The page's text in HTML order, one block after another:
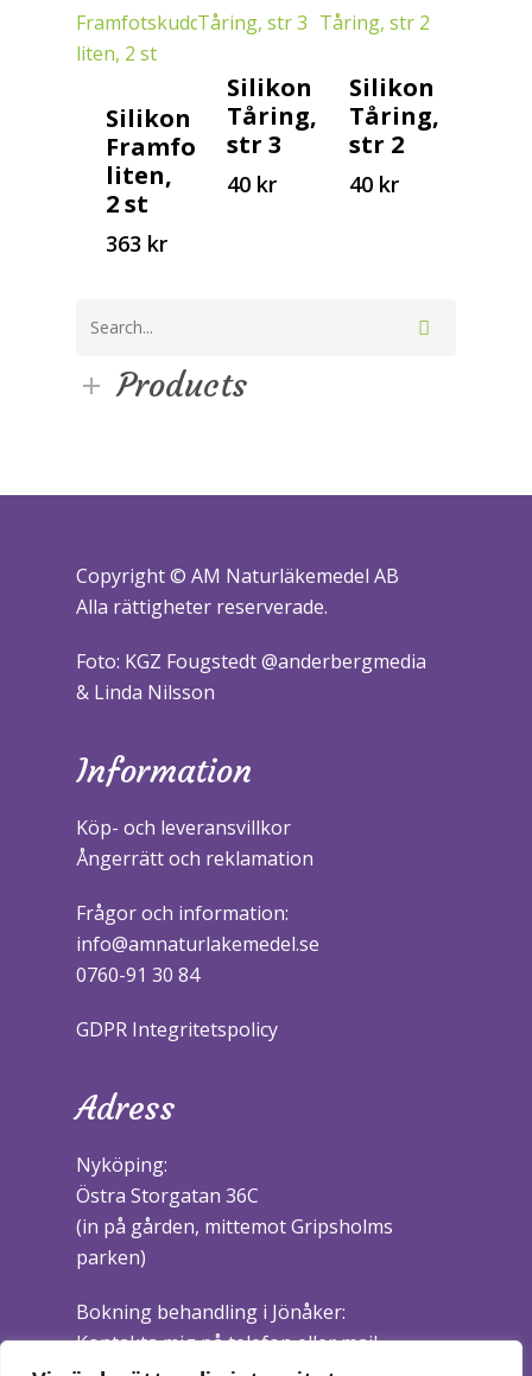
Silikon
Framfotskudde,
liten,
2 st
363 kr
363
Silikon
Tåring,
str 3
40 kr
40
Silikon
Tåring,
str 2
40 kr
40
Products
Copyright © AM Naturläkemedel AB
Alla rättigheter reserverade.
Foto: KGZ Fougstedt @anderbergmedia
& Linda Nilsson
Information
Köp- och leveransvillkor
Ångerrätt och reklamation
Frågor och information:
info@amnaturlakemedel.se
0760-91 30 84
GDPR Integritetspolicy
Adress
Nyköping:
Östra Storgatan 36C
(in på gården, mittemot Gripsholms
parken)
Bokning behandling i Jönåker:
Kontakta mig på telefon eller mail.